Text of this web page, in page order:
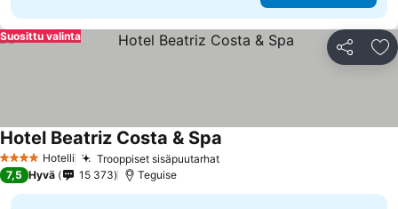
Jaa
Suosittu valinta
4 Tähtiluokitus
Hotelli Trooppiset sisäpuutarhatKatso hinnat
Hotel Beatriz Costa & Spa
7,5 Hyvä 15 373 Teguise